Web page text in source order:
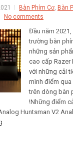
Bàn Phím Cơ Bàn
No comments
Đầu năm
trường bàn
những sản
cao cấp Razer
với những cải
mình điểm
trên dòng bàn
!Những điểm
Huntsman V2